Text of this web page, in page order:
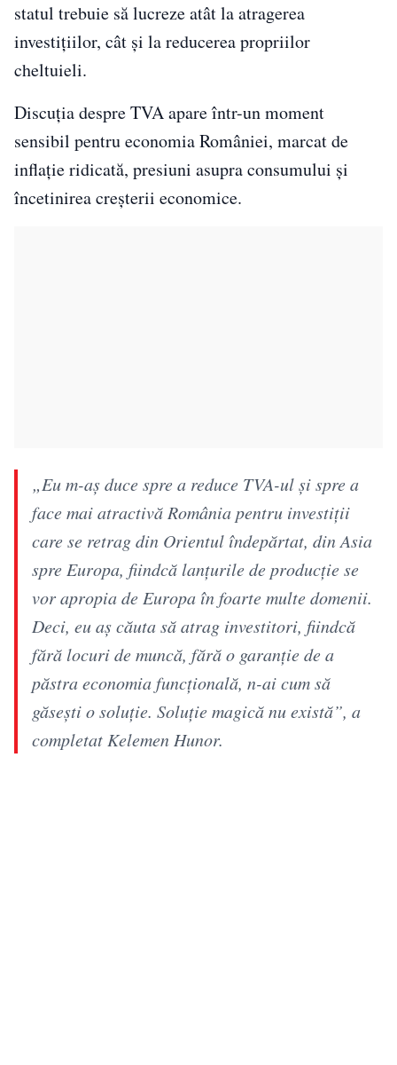
statul trebuie să lucreze atât la atragerea
investițiilor, cât și la reducerea propriilor
cheltuieli.
Discuția despre TVA apare într-un moment
sensibil pentru economia României, marcat de
inflație ridicată, presiuni asupra consumului și
încetinirea creșterii economice.
„Eu m-aș duce spre a reduce TVA-ul și spre a
face mai atractivă România pentru investiții
care se retrag din Orientul îndepărtat, din Asia
spre Europa, fiindcă lanțurile de producție se
vor apropia de Europa în foarte multe domenii.
Deci, eu aș căuta să atrag investitori, fiindcă
fără locuri de muncă, fără o garanție de a
păstra economia funcțională, n-ai cum să
găsești o soluție. Soluție magică nu există”, a
completat Kelemen Hunor.